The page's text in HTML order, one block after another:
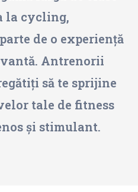
la cycling,
de o experiență
Antrenorii
să te sprijine
tale de fitness
și stimulant.